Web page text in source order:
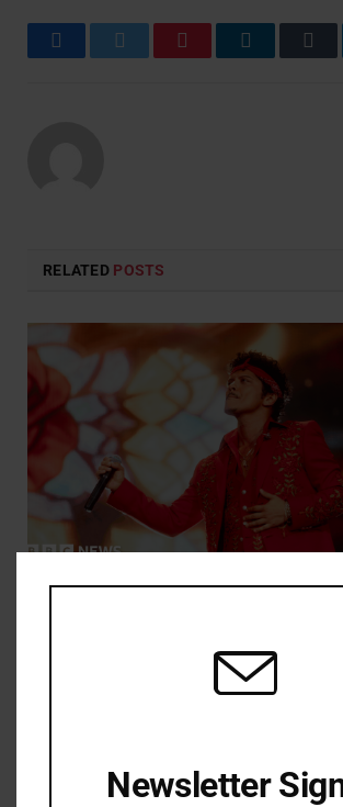
FacebookTwitter PinterestLinkedIn
RELATED POSTS
Newsletter